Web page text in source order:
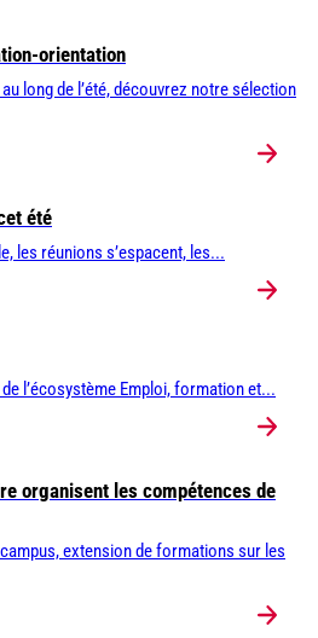
orientation
long de l’été, découvrez notre sélection
été
les réunions s’espacent, les...
l’écosystème Emploi, formation et...
organisent les compétences de
extension de formations sur les